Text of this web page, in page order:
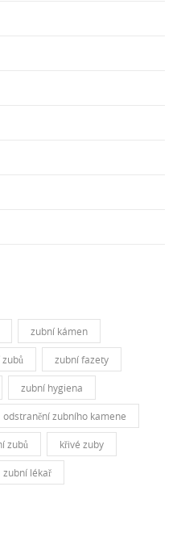
zubní kámen
zubů zubní fazety
zubní hygiena
odstranění zubního kamene
zubů křivé zuby
zubní lékař